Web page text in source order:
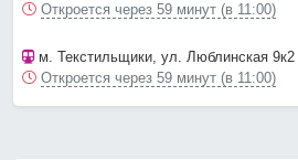
Откроется через 59 минут (в 11:00)
м. Текстильщики, ул. Люблинская 9к2
Откроется через 59 минут (в 11:00)